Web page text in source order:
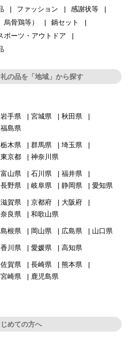
ファッション
感謝状等
烏骨鶏等）
鍋セット
ポーツ・アウトドア
の品を「地域」から探す
岩手県 宮城県
秋田県
福島県
栃木県 群馬県
埼玉県
東京都 神奈川県
富山県 石川県
福井県
長野県 岐阜県 静岡県 愛知県
滋賀県 京都府
大阪府
奈良県 和歌山県
島根県 岡山県 広島県 山口県
香川県 愛媛県 高知県
佐賀県 長崎県
熊本県
宮崎県 鹿児島県
めての方へ